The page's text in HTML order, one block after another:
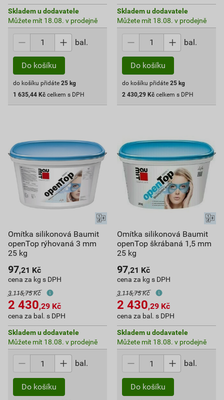
Skladem u dodavatele
Můžete mít 18.08. v prodejně
bal.
Do košíku
do košíku přidáte 25 kg
1 635,44 Kč celkem s DPH
Skladem u dodavatele
Můžete mít 18.08. v prodejně
bal.
Do košíku
do košíku přidáte 25 kg
2 430,29 Kč celkem s DPH
Omítka silikonová Baumit
openTop rýhovaná 3 mm
25 kg
97,21 Kč
cena za kg s DPH
3 115,75 Kč
2 430,29 Kč
cena za bal. s DPH
Skladem u dodavatele
Můžete mít 18.08. v prodejně
bal.
Do košíku
Omítka silikonová Baumit
openTop škrábaná 1,5 mm
25 kg
97,21 Kč
cena za kg s DPH
3 115,75 Kč
2 430,29 Kč
cena za bal. s DPH
Skladem u dodavatele
Můžete mít 18.08. v prodejně
bal.
Do košíku